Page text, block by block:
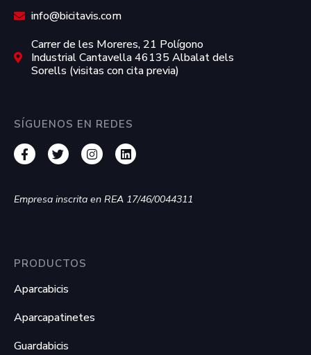
info@bicitavis.com
Carrer de les Moreres, 21 Polígono
Industrial Cantavella 46135 Albalat dels
Sorells (visitas con cita previa)
SÍGUENOS EN REDES
Empresa inscrita en REA 17/46/0044311
PRODUCTOS
Aparcabicis
Aparcapatinetes
Guardabicis